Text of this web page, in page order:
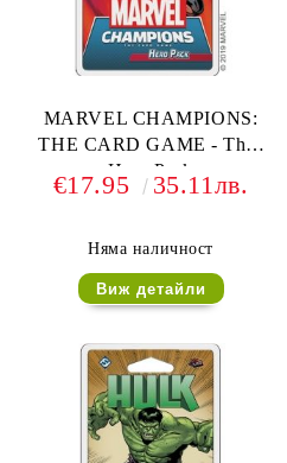
MARVEL CHAMPIONS:
THE CARD GAME - Thor
Hero Pack
€17.95 35.11лв.
Няма наличност
Виж детайли